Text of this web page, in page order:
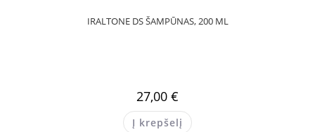
IRALTONE DS ŠAMPŪNAS, 200 ML
27,00 €
Į krepšelį